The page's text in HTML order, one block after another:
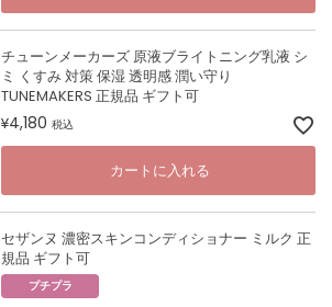
チューンメーカーズ 原液ブライトニング乳液 シ
ミ くすみ 対策 保湿 透明感 潤い守り
TUNEMAKERS 正規品 ギフト可
¥4,180 税込
カートに入れる
セザンヌ 濃密スキンコンディショナー ミルク 正
規品 ギフト可
プチプラ